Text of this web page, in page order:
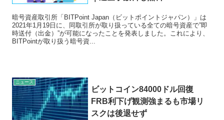
暗号資産取引所「BITPoint Japan（ビットポイントジャパン）」は
2021年1月19日に、同取引所が取り扱っている全ての暗号資産で”即
時送付（出金）”が可能になったことを発表しました。これにより、
BITPointが取り扱う暗号資...
ニュース
ビットコイン84000ドル回復
FRB利下げ観測強まるも市場リ
スクは後退せず